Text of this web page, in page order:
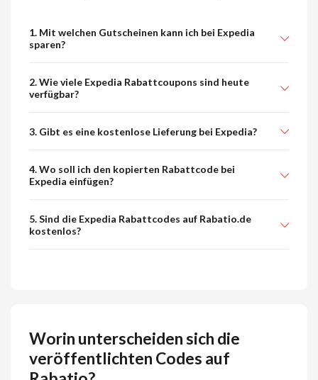
1. Mit welchen Gutscheinen kann ich bei Expedia
sparen?
2. Wie viele Expedia Rabattcoupons sind heute
verfügbar?
3. Gibt es eine kostenlose Lieferung bei Expedia?
4. Wo soll ich den kopierten Rabattcode bei
Expedia einfügen?
5. Sind die Expedia Rabattcodes auf Rabatio.de
kostenlos?
Worin unterscheiden sich die
veröffentlichten Codes auf